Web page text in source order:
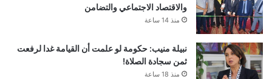
والاقتصاد الاجتماعي والتضامن
منذ 14 ساعة
نبيلة منيب: حكومة لو علمت أن القيامة غدا لرفعت
ثمن سجادة الصلاة!
منذ 18 ساعة